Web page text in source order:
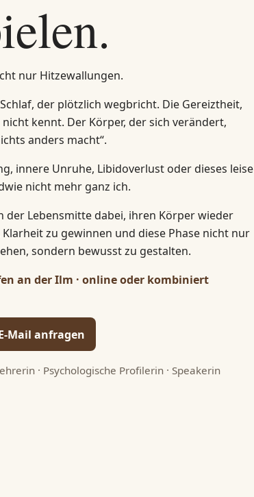
nur Hitzewallungen.
der plötzlich wegbricht. Die Gereiztheit,
kennt. Der Körper, der sich verändert,
anders macht“.
innere Unruhe, Libidoverlust oder dieses leise
nicht mehr ganz ich.
der Lebensmitte dabei, ihren Körper wieder
zu gewinnen und diese Phase nicht nur
sondern bewusst zu gestalten.
an der Ilm · online oder kombiniert
Mail anfragen
· Psychologische Profilerin · Speakerin